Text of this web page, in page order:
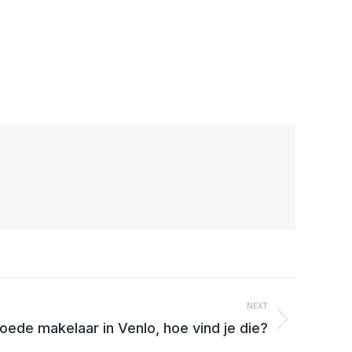
NEXT
makelaar in Venlo, hoe vind je die?